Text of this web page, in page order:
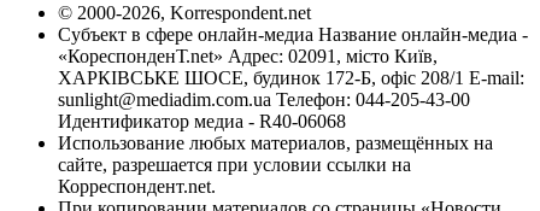
© 2000-2026, Korrespondent.net
Субъект в сфере онлайн-медиа Название онлайн-медиа -
«КореспонденТ.net» Адрес: 02091, місто Київ,
ХАРКІВСЬКЕ ШОСЕ, будинок 172-Б, офіс 208/1 E-mail:
sunlight@mediadim.com.ua Телефон: 044-205-43-00
Идентификатор медиа - R40-06068
Использование любых материалов, размещённых на
сайте, разрешается при условии ссылки на
Корреспондент.net.